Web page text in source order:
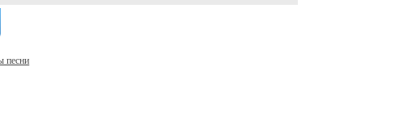
песни